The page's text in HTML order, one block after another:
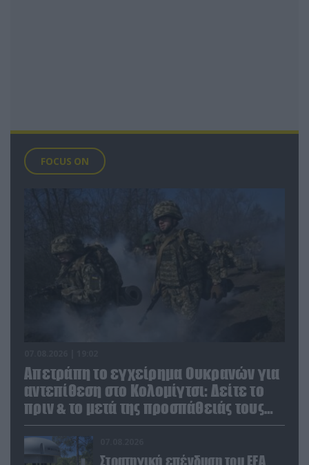
FOCUS ON
Απετράπη το εγχείρημα Ουκρανών για
αντεπίθεση στο Κολομίγτσι: Δείτε το
πριν & το μετά της προσπάθειάς τους
(βίντεο)
Στρατηγική επένδυση του EFA